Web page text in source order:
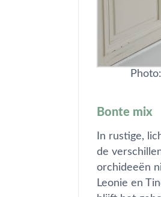
Bonte mix
In rustige,
de
orchideeën
Leonie en